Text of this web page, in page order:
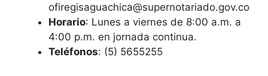
ofiregisaguachica@supernotariado.gov.co
Horario: Lunes a viernes de 8:00 a.m. a
4:00 p.m. en jornada continua.
Teléfonos: (5) 5655255